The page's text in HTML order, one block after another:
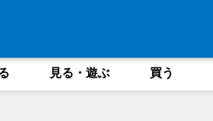
見る・遊ぶ 買う